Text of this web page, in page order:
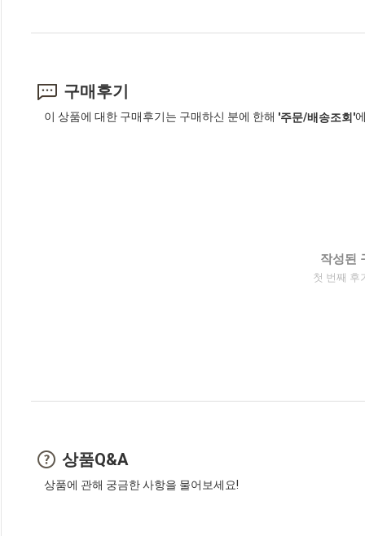
구매후기
이 상품에 대한 구매후기는 구매하신 분에 한해 '주문/배송조회'
작성된
첫 번째 후
상품Q&A
상품에 관해 궁금한 사항을 물어보세요!